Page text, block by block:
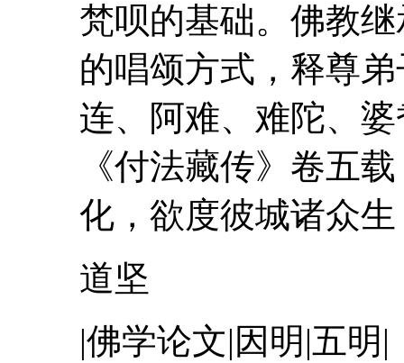
梵呗的基础。佛教
的唱颂方式，释尊
连、阿难、难陀、 婆
《付法藏传》卷五
化，欲度彼城诸众
道坚
|佛学论文|因明|五明|